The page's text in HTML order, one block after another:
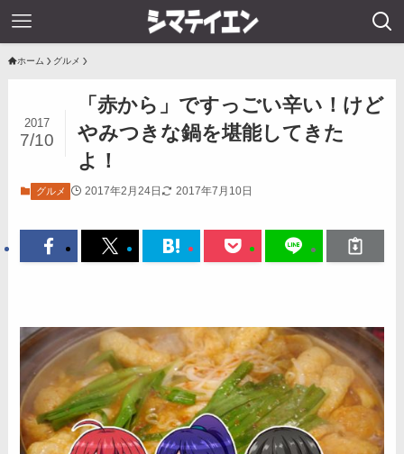
ホーム グルメ
「赤から」ですっごい辛い！けど
やみつきな鍋を堪能してきた
よ！
2017
7/10
グルメ 2017年2月24日 2017年7月10日